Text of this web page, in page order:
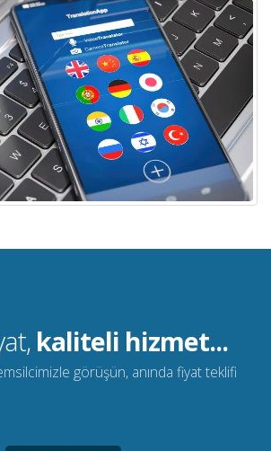
kaliteli hizmet...
görüşün, anında fiyat teklifi